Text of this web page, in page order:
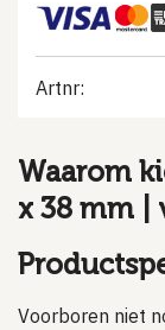
Artnr:
Waarom
x 38 mm |
Voorboren niet